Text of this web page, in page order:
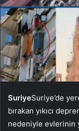
SuriyeSuriye’de
bırakan yıkıcı
nedeniyle evlerinin